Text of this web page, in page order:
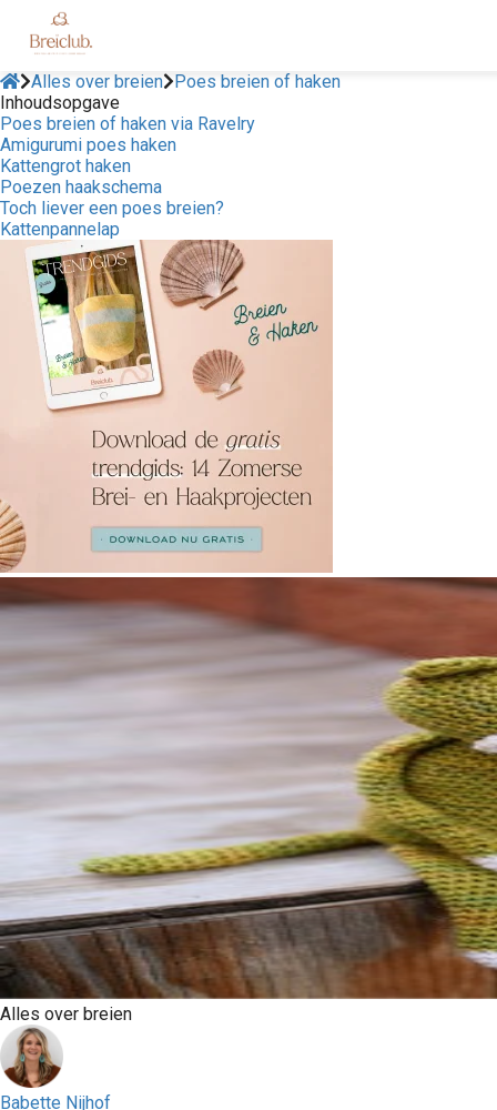
Alles over breien
Poes breien of haken
Inhoudsopgave
Poes breien of haken via Ravelry
Amigurumi poes haken
Kattengrot haken
Poezen haakschema
Toch liever een poes breien?
Kattenpannelap
Alles over breien
Babette Nijhof